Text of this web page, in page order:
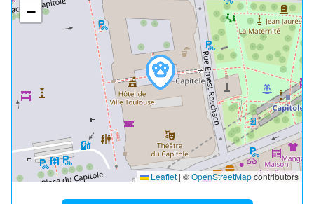
−
Leaflet | ©OpenStreetMapcontributors